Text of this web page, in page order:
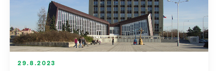
Přidejte se k nám
Podpořte nás darem
29.8.2023